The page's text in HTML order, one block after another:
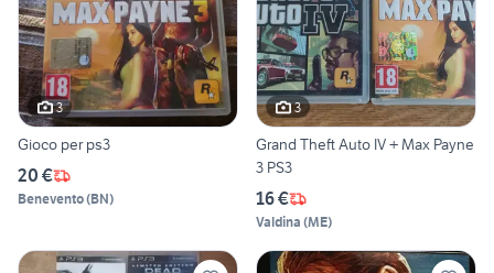
3
Gioco per ps3
20 €
Benevento(BN)
3
Grand Theft Auto IV + Max Payne
3 PS3
16 €
Valdina (ME)